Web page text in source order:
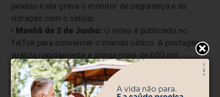
janelas e ela grava o monitor de segurança e as
vidraças com o celular.
• Manhã de 2 de Junho: O vídeo é publicado no
TikTok para convencer o marido cético. A postagem
viraliza rapidamente e atinge mais de 600 mil
visualizações.
• Noite de 5 de Junho (20h30):
e luminoso se repete na propriedade rural. Desta vez,